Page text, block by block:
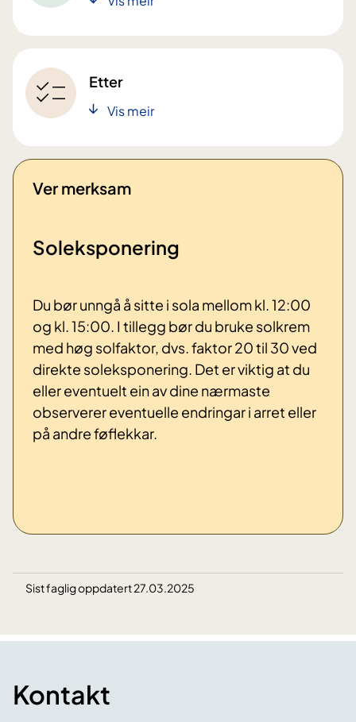
Etter
Vis meir
Ver merksam
Soleksponering
Du bør unngå å sitte i sola mellom kl. 12:00
og kl. 15:00. I tillegg bør du bruke solkrem
med høg solfaktor, dvs. faktor 20 til 30 ved
direkte soleksponering. Det er viktig at du
eller eventuelt ein av dine nærmaste
observerer eventuelle endringar i arret eller
på andre føflekkar.
Sist faglig oppdatert 27.03.2025
Kontakt